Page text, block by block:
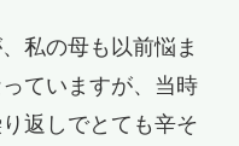
私の母も以前悩ま
ていますが、当時
返しでとても辛そ